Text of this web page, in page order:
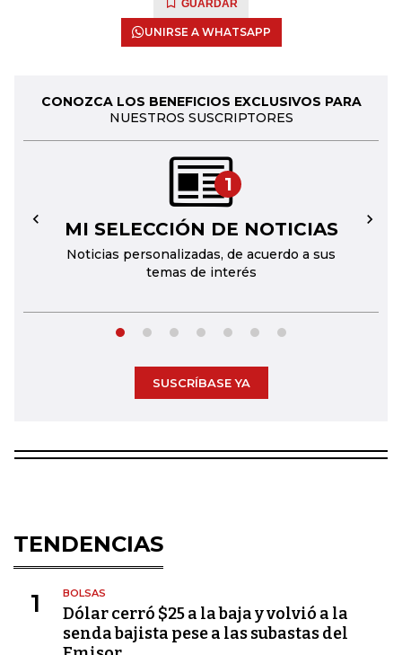
GUARDAR
UNIRSE A WHATSAPP
CONOZCA LOS BENEFICIOS EXCLUSIVOS PARA
NUESTROS SUSCRIPTORES
1
MI SELECCIÓN DE NOTICIAS
Noticias personalizadas, de acuerdo a sus
temas de interés
← →
SUSCRÍBASE YA
TENDENCIAS
1 BOLSAS
Dólar cerró $25 a la baja y volvió a la
senda bajista pese a las subastas del